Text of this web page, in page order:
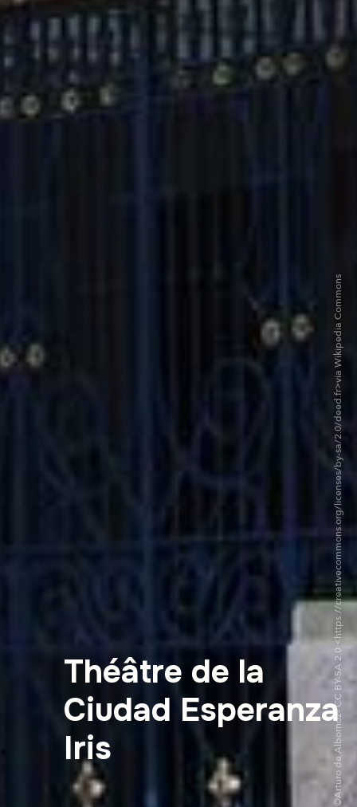
Théâtre de la
Ciudad Esperanza
Iris
©Arturo de Albornoz- CC BY-SA 2.0 <https://creativecommons.org/licenses/by-sa/2.0/deed.fr>via Wikipedia Commons